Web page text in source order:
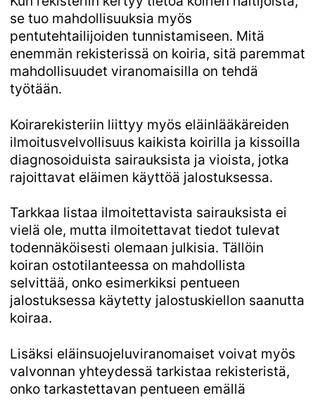
se tuo mahdollisuuksia myös
pentutehtailijoiden tunnistamiseen. Mitä
enemmän rekisterissä on koiria, sitä paremmat
mahdollisuudet viranomaisilla on tehdä
työtään.
Koirarekisteriin liittyy myös eläinlääkäreiden
ilmoitusvelvollisuus kaikista koirilla ja kissoilla
diagnosoiduista sairauksista ja vioista, jotka
rajoittavat eläimen käyttöä jalostuksessa.
Tarkkaa listaa ilmoitettavista sairauksista ei
vielä ole, mutta ilmoitettavat tiedot tulevat
todennäköisesti olemaan julkisia. Tällöin
koiran ostotilanteessa on mahdollista
selvittää, onko esimerkiksi pentueen
jalostuksessa käytetty jalostuskiellon saanutta
koiraa.
Lisäksi eläinsuojeluviranomaiset voivat myös
valvonnan yhteydessä tarkistaa rekisteristä,
onko tarkastettavan pentueen emällä